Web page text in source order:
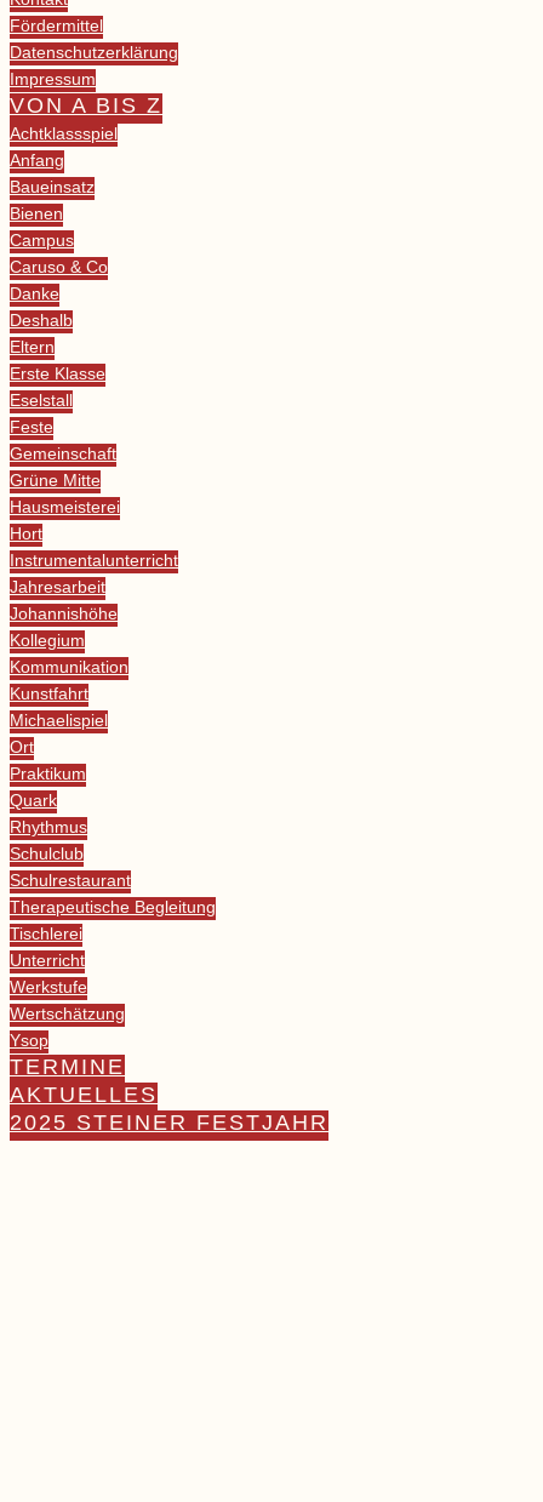
Fördermittel
Datenschutzerklärung
Impressum
VON A BIS Z
Achtklassspiel
Anfang
Baueinsatz
Bienen
Campus
Caruso & Co
Danke
Deshalb
Eltern
Erste Klasse
Eselstall
Feste
Gemeinschaft
Grüne Mitte
Hausmeisterei
Hort
Instrumentalunterricht
Jahresarbeit
Johannishöhe
Kollegium
Kommunikation
Kunstfahrt
Michaelispiel
Ort
Praktikum
Quark
Rhythmus
Schulclub
Schulrestaurant
Therapeutische Begleitung
Tischlerei
Unterricht
Werkstufe
Wertschätzung
Ysop
TERMINE
AKTUELLES
2025 STEINER FESTJAHR